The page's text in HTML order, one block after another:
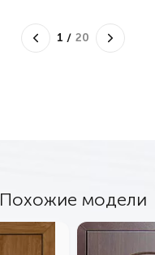
1 / 20
Похожие модели